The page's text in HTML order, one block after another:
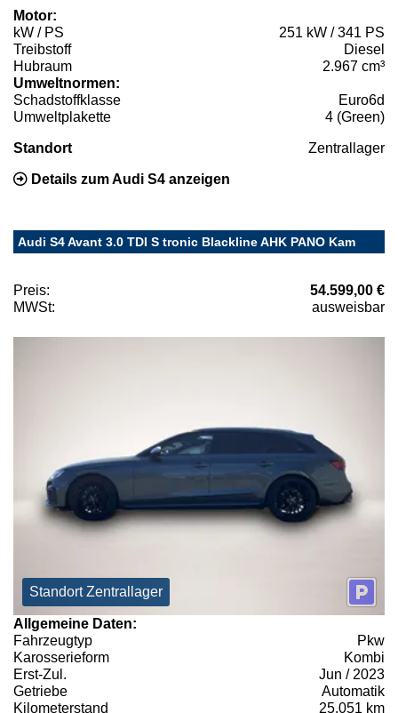
Motor:
kW / PS
251 kW / 341 PS
Treibstoff
Diesel
Hubraum
2.967 cm³
Umweltnormen:
Schadstoffklasse
Euro6d
Umweltplakette
4 (Green)
Standort Zentrallager
Details zum Audi S4 anzeigen
Audi S4 Avant 3.0 TDI S tronic Blackline AHK PANO Kam
Preis:
54.599,00 €
MWSt:
ausweisbar
Standort Zentrallager
Allgemeine Daten:
Fahrzeugtyp
Pkw
Karosserieform
Kombi
Erst-Zul.
Jun / 2023
Getriebe
Automatik
Kilometerstand
25.051 km